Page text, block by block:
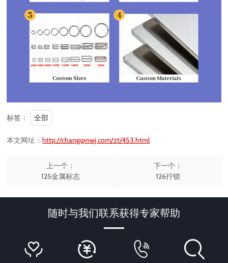
标签： 全部
本文网址：http://changqinwj.com/zt/453.html
上一个：
125金属标志
下一个：
126拧锁
随时与我们联系获得专家帮助